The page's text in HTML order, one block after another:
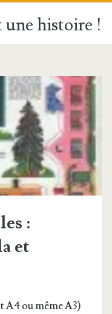
histoire !
:
et
ou même A3)